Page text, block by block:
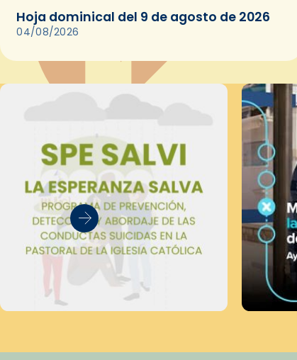
Hoja dominical del 9 de agosto de 2026
04/08/2026